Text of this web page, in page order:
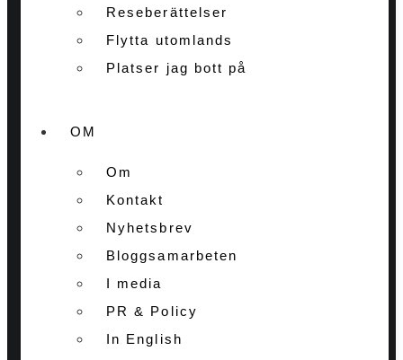
Reseberättelser
Flytta utomlands
Platser jag bott på
OM
Om
Kontakt
Nyhetsbrev
Bloggsamarbeten
I media
PR & Policy
In English